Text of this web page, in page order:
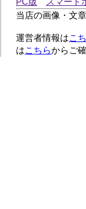
当店の画像・文
運営者情報はこ
はこちらからご